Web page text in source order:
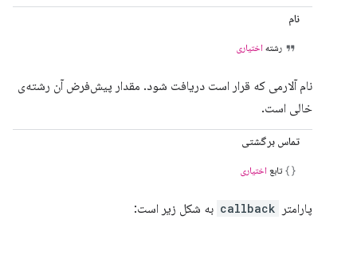
نام
رشته اختیاری
نام آلارمی که قرار است دریافت شود. مقدار پیش‌فرض آن رشته‌ی
خالی است.
تماس برگشتی
تابع اختیاری
پارامتر callback به شکل زیر است: